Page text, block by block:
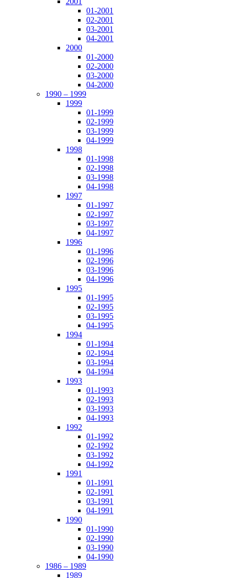
01-2001
02-2001
03-2001
04-2001
2000
01-2000
02-2000
03-2000
04-2000
1990 – 1999
1999
01-1999
02-1999
03-1999
04-1999
1998
01-1998
02-1998
03-1998
04-1998
1997
01-1997
02-1997
03-1997
04-1997
1996
01-1996
02-1996
03-1996
04-1996
1995
01-1995
02-1995
03-1995
04-1995
1994
01-1994
02-1994
03-1994
04-1994
1993
01-1993
02-1993
03-1993
04-1993
1992
01-1992
02-1992
03-1992
04-1992
1991
01-1991
02-1991
03-1991
04-1991
1990
01-1990
02-1990
03-1990
04-1990
1986 – 1989
1989